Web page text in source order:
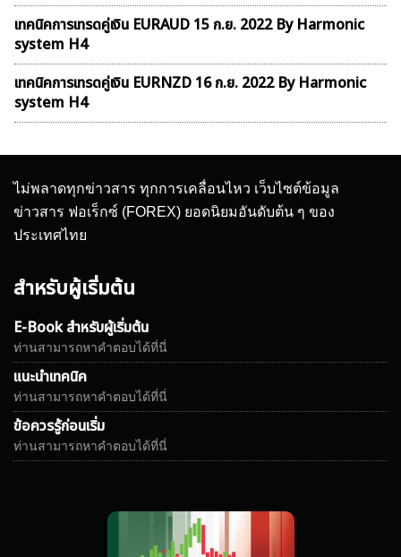
เทคนิคการเทรดคู่เงิน EURAUD 15 ก.ย. 2022 By Harmonic
system H4
เทคนิคการเทรดคู่เงิน EURNZD 16 ก.ย. 2022 By Harmonic
system H4
ไม่พลาดทุกข่าวสาร ทุกการเคลื่อนไหว เว็บไซต์ข้อมูล
ข่าวสาร ฟอเร็กซ์ (FOREX) ยอดนิยมอันดับต้น ๆ ของ
ประเทศไทย
สำหรับผู้เริ่มต้น
E-Book สำหรับผู้เริ่มต้น
ท่านสามารถหาคำตอบได้ที่นี่
แนะนำเทคนิค
ท่านสามารถหาคำตอบได้ที่นี่
ข้อควรรู้ก่อนเริ่ม
ท่านสามารถหาคำตอบได้ที่นี่